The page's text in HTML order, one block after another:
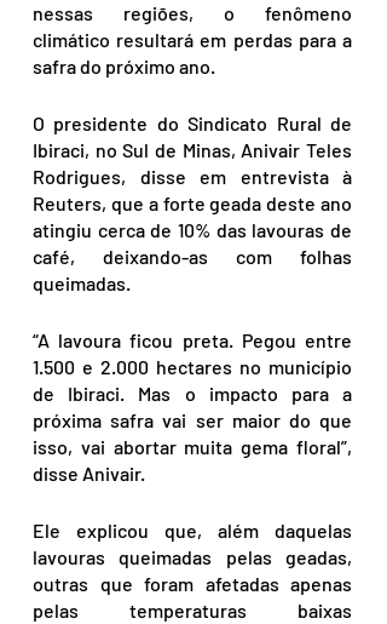
nessas regiões, o fenômeno
climático resultará em perdas para a
safra do próximo ano.
O presidente do Sindicato Rural de
Ibiraci, no Sul de Minas, Anivair Teles
Rodrigues, disse em entrevista à
Reuters, que a forte geada deste ano
atingiu cerca de 10% das lavouras de
café, deixando-as com folhas
queimadas.
“A lavoura ficou preta. Pegou entre
1.500 e 2.000 hectares no município
de Ibiraci. Mas o impacto para a
próxima safra vai ser maior do que
isso, vai abortar muita gema floral”,
disse Anivair.
Ele explicou que, além daquelas
lavouras queimadas pelas geadas,
outras que foram afetadas apenas
pelas temperaturas baixas